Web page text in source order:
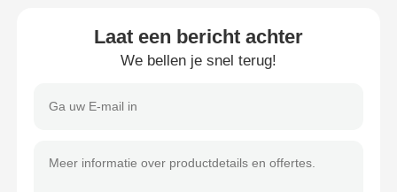
auto Sleutel Schelp
Autosleutelblad
Enkelsnijdende hoekfrees
Laat een bericht achter
We bellen je snel terug!